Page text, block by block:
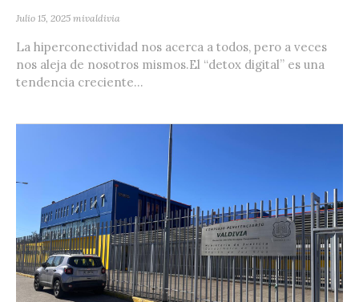
Julio 15, 2025 mivaldivia
La hiperconectividad nos acerca a todos, pero a veces
nos aleja de nosotros mismos.El “detox digital” es una
tendencia creciente...